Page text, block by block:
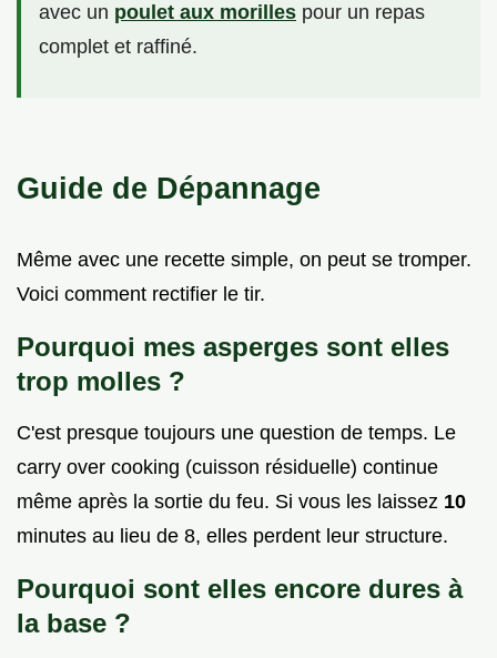
avec un poulet aux morilles pour un repas
complet et raffiné.
Guide de Dépannage
Même avec une recette simple, on peut se tromper.
Voici comment rectifier le tir.
Pourquoi mes asperges sont elles
trop molles ?
C'est presque toujours une question de temps. Le
carry over cooking (cuisson résiduelle) continue
même après la sortie du feu. Si vous les laissez 10
minutes au lieu de 8, elles perdent leur structure.
Pourquoi sont elles encore dures à
la base ?